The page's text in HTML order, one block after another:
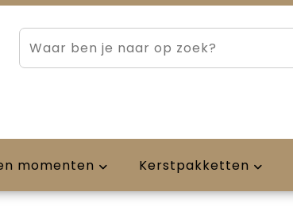
momenten Kerstpakketten